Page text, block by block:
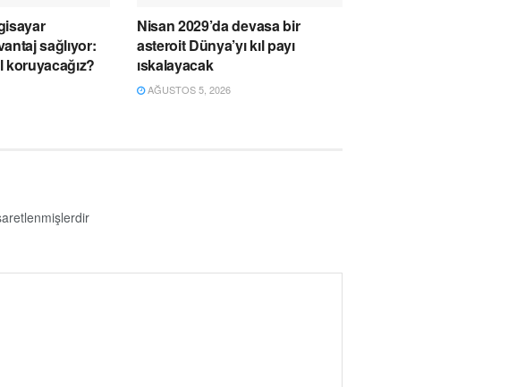
sağlıyor:
koruyacağız?
Nisan 2029’da devasa bir
asteroit Dünya’yı kıl payı
ıskalayacak
AĞUSTOS 5, 2026